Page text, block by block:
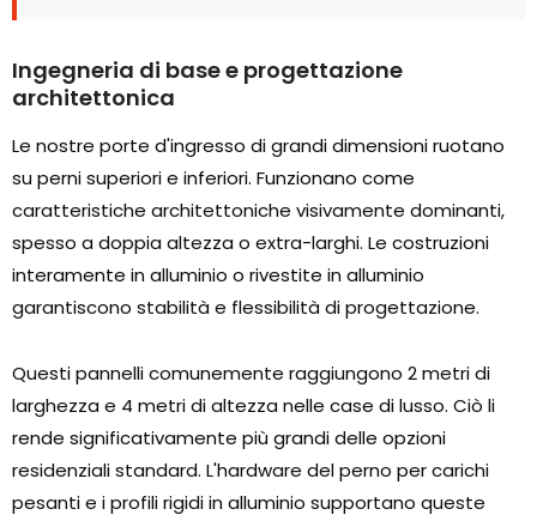
Ingegneria di base e progettazione
architettonica
Le nostre porte d'ingresso di grandi dimensioni ruotano
su perni superiori e inferiori. Funzionano come
caratteristiche architettoniche visivamente dominanti,
spesso a doppia altezza o extra-larghi. Le costruzioni
interamente in alluminio o rivestite in alluminio
garantiscono stabilità e flessibilità di progettazione.
Questi pannelli comunemente raggiungono 2 metri di
larghezza e 4 metri di altezza nelle case di lusso. Ciò li
rende significativamente più grandi delle opzioni
residenziali standard. L'hardware del perno per carichi
pesanti e i profili rigidi in alluminio supportano queste